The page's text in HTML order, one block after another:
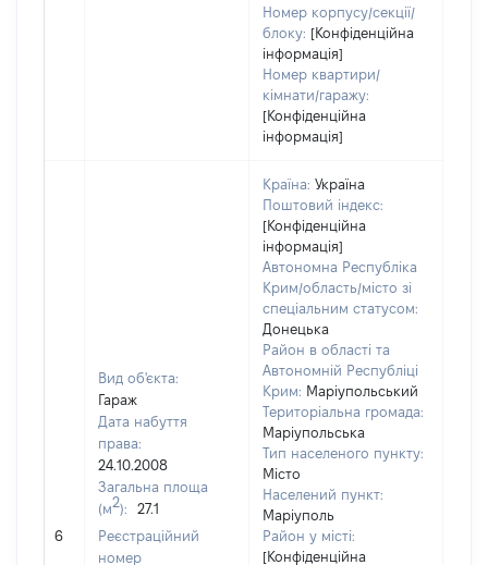
Номер корпусу/секції/
блоку: [Конфіденційна
інформація]
Номер квартири/
кімнати/гаражу:
[Конфіденційна
інформація]
6
Вид об'єкта:
Гараж
Дата набуття
права:
24.10.2008
Загальна площа
(м2):
27.1
Реєстраційний
номер
Країна: Україна
Поштовий індекс:
[Конфіденційна
інформація]
Автономна Республіка
Крим/область/місто зі
спеціальним статусом:
Донецька
Район в області та
Автономній Республіці
Крим: Маріупольський
Територіальна громада:
Маріупольська
Тип населеного пункту:
Місто
Населений пункт:
Маріуполь
Район у місті:
[Конфіденційна